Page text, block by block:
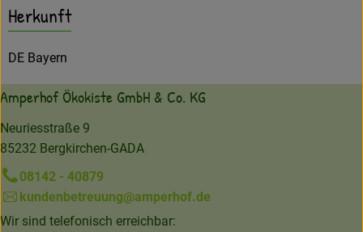
Herkunft
DE Bayern
Amperhof Ökokiste GmbH & Co. KG
Neuriesstraße 9
85232 Bergkirchen-GADA
08142 - 40879
kundenbetreuung@amperhof.de
Wir sind telefonisch erreichbar: